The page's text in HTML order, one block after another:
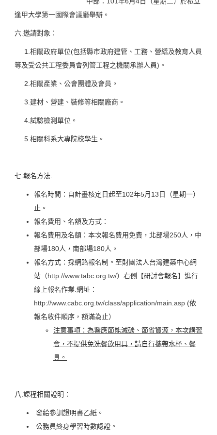
逢甲大學第一國際會議廳舉辦。
六.邀請對象：
1.相關政府單位(包括縣市政府建管、工務、營繕及教育人員
等及受公共工程委員會列管工程之機關承辦人員)。
2.相關產業、公會團體及會員。
3.建材、營建、裝修等相關廠商。
4.試驗檢測單位。
5.相關科系大專院校學生。
七.報名方法:
報名時間：自計畫核定日起至102年5月13日（星期一）
止。
報名費用、名額及方式：
報名費用及名額：本次報名費用免費，北部場250人，中
部場180人，南部場180人。
報名方式：採網路報名制。至財團法人台灣建築中心網
站（http://www.tabc.org.tw/）右側【研討會報名】進行
線上報名作業.網址：
http://www.cabc.org.tw/class/application/main.asp (依
報名收件順序，額滿為止）
注意事項：為響應節能減碳、節省資源，本次講習
會，不提供免洗餐飲用具，請自行攜帶水杯、餐
具。
八.課程相關證明：
發給參訓證明書乙紙。
公務員終身學習時數認證。